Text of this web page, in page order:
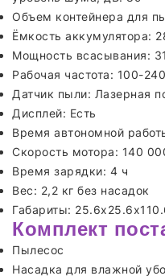
Объем контейнера для
Ёмкость аккумулятора:
Мощность всасывания:
Рабочая частота: 100-
Датчик пыли: Лазерная
Дисплей: Есть
Время автономной
Скорость мотора: 140
Время зарядки: 4 ч
Вес: 2,2 кг без насадок
Габариты:
Комплект
Пылесос
Насадка для влажной